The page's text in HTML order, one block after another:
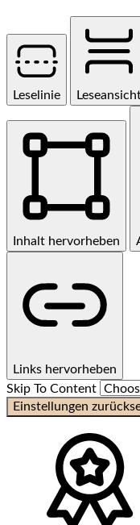
Leselinie
Inhalt hervorheben
Links hervorheben
Skip To Content
Einstellungen